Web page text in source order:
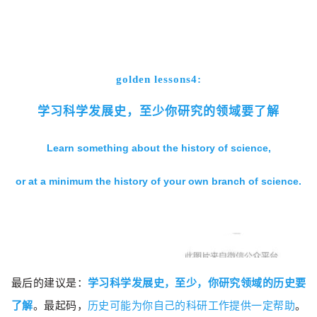
golden lessons4:
学习科学发展史，至少你研究的领域要了解
Learn something about the history of science,
or at a minimum the history of your own branch of science.
最后的建议是： 学习科学发展史，至少，你研究领域的历史要
了解。最起码， 历史可能为你自己的科研工作提供一定帮助。